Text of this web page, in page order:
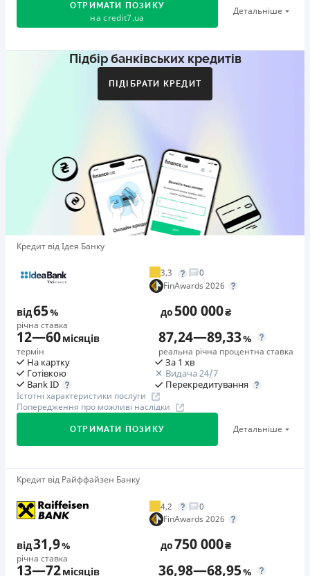
ОТРИМАТИ ПОЗИКУ
на credit7.ua
Детальніше
Акція: «Кешбек за друга»
Коли друг реєструється та отримує перший кредит
Бронзовий призер FinAwards 2026 «Найкраща програма
лояльності»
Перший займ
вiд 0,01%/день до 30 000 ₴
Повторний займ
Додаткова комісія за дострокове погашення
у будь-який момент можна повністю погасити позику без
додаткових плат
Страховка
відсутня
Штрафи
Неустойка за невиконання та/або неналежне виконання
споживачем грошових зобов’язань: штраф у розмірі 75%
від суми невиконаного та/або неналежного виконання
зобов’язання на 2-й день кожного факту такого
невиконання та/або неналежного виконання.
Детальніше читайте на сайті МФО.
Необхідні документи
Паспорт,ІПН
Вік
18 - 65 років
Переваги
Підбір банківських кредитів
ПІДІБРАТИ КРЕДИТ
Кредит від Ідея Банку
3,3
0
FinAwards 2026
від65%
річна ставка
до500 000₴
12—60місяців
термін
87,24—89,33%
реальна річна процентна ставка
На картку
Готівкою
Bank ID
За 1 хв
Видача 24/7
Перекредитування
Істотні характеристики послуги
Попередження про можливі наслідки
ОТРИМАТИ ПОЗИКУ Детальніше
🥇Переможець FinAwards 2026
Переможець FinAwards 2026 «Найкращий кредит
готівкою»
вiд 65%/рік до 500 000 ₴
Додаткова комісія за дострокове погашення
Кредит від Райффайзен Банку
4,2
0
FinAwards 2026
від31,9%
річна ставка
до750 000₴
13—72місяців 36,98—68,95%